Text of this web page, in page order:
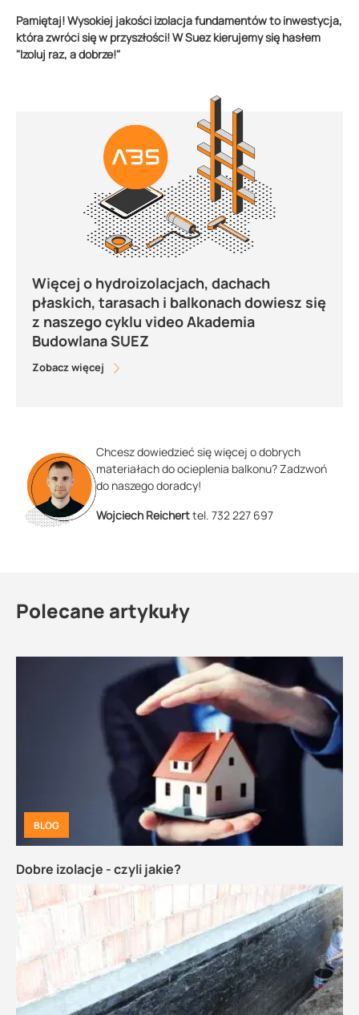
Pamiętaj! Wysokiej jakości izolacja fundamentów to inwestycja,
która zwróci się w przyszłości! W Suez kierujemy się hasłem
"Izoluj raz, a dobrze!"
Więcej o hydroizolacjach, dachach
płaskich, tarasach i balkonach dowiesz się
z naszego cyklu video Akademia
Budowlana SUEZ
Zobacz więcej
Chcesz dowiedzieć się więcej o dobrych
materiałach do ocieplenia balkonu? Zadzwoń
do naszego doradcy!
Wojciech Reicherttel. 732 227 697
Polecane artykuły
BLOG
Dobre izolacje - czyli jakie?